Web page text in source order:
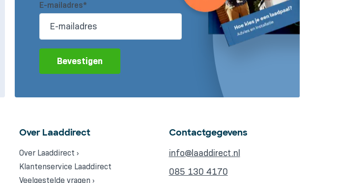
E-mailadres*
Bevestigen
Over Laaddirect
Over Laaddirect ›
Klantenservice Laaddirect
Veelgestelde vragen ›
Contactgegevens
info@laaddirect.nl
085 130 4170